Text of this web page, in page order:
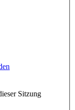
Sitzung